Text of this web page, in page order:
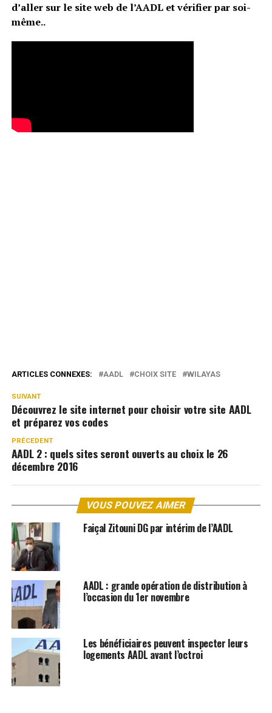
d’aller sur le site web de l’AADL et vérifier par soi-
même..
ARTICLES CONNEXES: AADL CHOIX SITE WILAYAS
SUIVANT
Découvrez le site internet pour choisir votre site AADL
et préparez vos codes
PRÉCEDENT
AADL 2 : quels sites seront ouverts au choix le 26
décembre 2016
VOUS POUVEZ AIMER
Faiçal Zitouni DG par intérim de l’AADL
AADL : grande opération de distribution à
l’occasion du 1er novembre
Les bénéficiaires peuvent inspecter leurs
logements AADL avant l’octroi